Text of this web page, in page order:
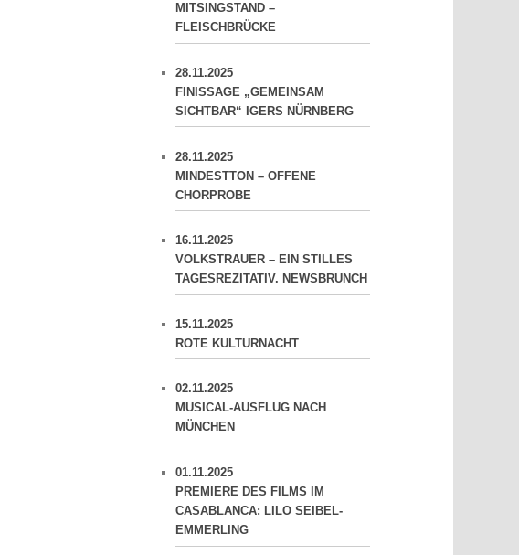
MITSINGSTAND –
FLEISCHBRÜCKE
28.11.2025
FINISSAGE „GEMEINSAM
SICHTBAR“ IGERS NÜRNBERG
28.11.2025
MINDESTTON – OFFENE
CHORPROBE
16.11.2025
VOLKSTRAUER – EIN STILLES
TAGESREZITATIV. NEWSBRUNCH
15.11.2025
ROTE KULTURNACHT
02.11.2025
MUSICAL-AUSFLUG NACH
MÜNCHEN
01.11.2025
PREMIERE DES FILMS IM
CASABLANCA: LILO SEIBEL-
EMMERLING